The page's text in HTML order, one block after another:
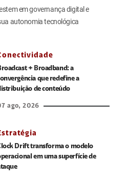
em governança digital e
autonomia tecnológica
+ Broadband: a
que redefine a
de conteúdo
ago, 2026
Drift transforma o modelo
em uma superfície de